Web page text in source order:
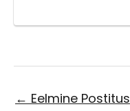
← Eelmine Postitus